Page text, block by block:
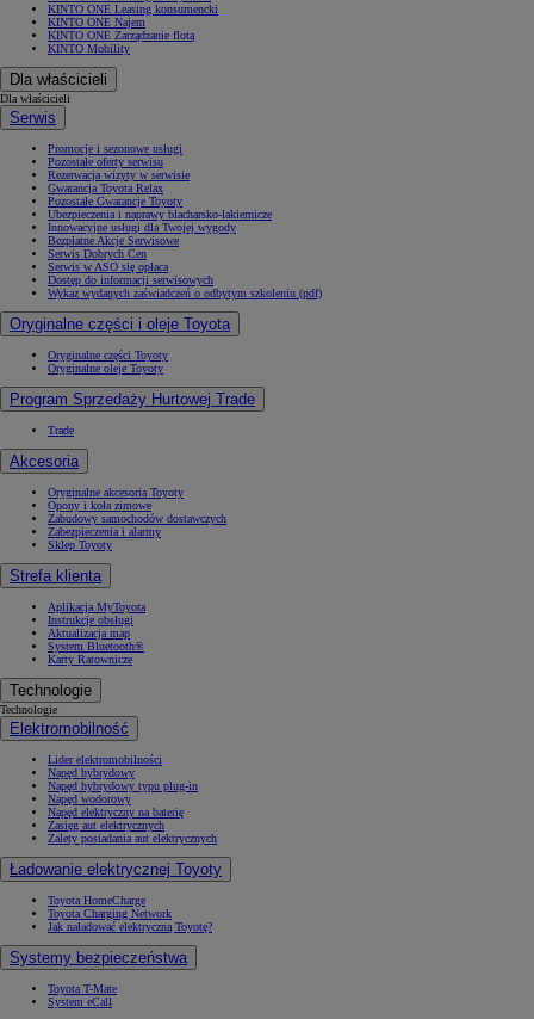
KINTO ONE Leasing konsumencki
KINTO ONE Najem
KINTO ONE Zarządzanie flotą
KINTO Mobility
Dla właścicieli
Dla właścicieli
Serwis
Promocje i sezonowe usługi
Pozostałe oferty serwisu
Rezerwacja wizyty w serwisie
Gwarancja Toyota Relax
Pozostałe Gwarancje Toyoty
Ubezpieczenia i naprawy blacharsko-lakiernicze
Innowacyjne usługi dla Twojej wygody
Bezpłatne Akcje Serwisowe
Serwis Dobrych Cen
Serwis w ASO się opłaca
Dostęp do informacji serwisowych
Wykaz wydanych zaświadczeń o odbytym szkoleniu (pdf)
Oryginalne części i oleje Toyota
Oryginalne części Toyoty
Oryginalne oleje Toyoty
Program Sprzedaży Hurtowej Trade
Trade
Akcesoria
Oryginalne akcesoria Toyoty
Opony i koła zimowe
Zabudowy samochodów dostawczych
Zabezpieczenia i alarmy
Sklep Toyoty
Strefa klienta
Aplikacja MyToyota
Instrukcje obsługi
Aktualizacja map
System Bluetooth®
Karty Ratownicze
Technologie
Technologie
Elektromobilność
Lider elektromobilności
Napęd hybrydowy
Napęd hybrydowy typu plug-in
Napęd wodorowy
Napęd elektryczny na baterię
Zasięg aut elektrycznych
Zalety posiadania aut elektrycznych
Ładowanie elektrycznej Toyoty
Toyota HomeCharge
Toyota Charging Network
Jak naładować elektryczną Toyotę?
Systemy bezpieczeństwa
Toyota T-Mate
System eCall